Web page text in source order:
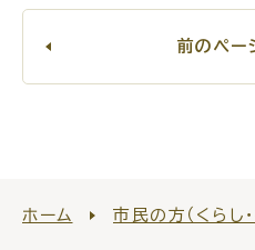
前のペー
ホーム 市民の方（くらし